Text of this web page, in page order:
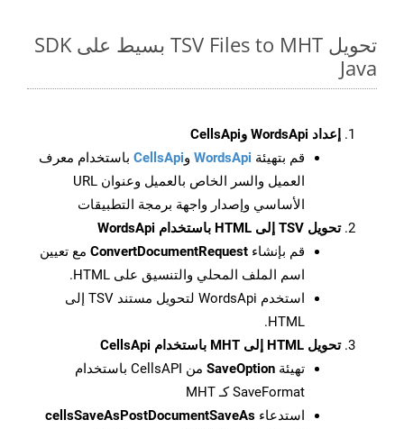
تحويل TSV Files to MHT بسيط على SDK
Java
إعداد WordsApi وCellsApi
قم بتهيئة WordsApi وCellsApi باستخدام معرف
العميل والسر الخاص بالعميل وعنوان URL
الأساسي وإصدار واجهة برمجة التطبيقات
تحويل TSV إلى HTML باستخدام WordsApi
قم بإنشاء ConvertDocumentRequest مع تعيين
اسم الملف المحلي والتنسيق على HTML.
استخدم WordsApi لتحويل مستند TSV إلى
HTML.
تحويل HTML إلى MHT باستخدام CellsApi
تهيئة SaveOption
من CellsAPI باستخدام
SaveFormat كـ MHT
استدعاء cellsSaveAsPostDocumentSaveAs